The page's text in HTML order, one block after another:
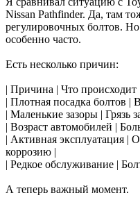
Nissan Pathfinder. Да, там
регулировочных болтов.
особенно часто.
Есть несколько причин:
| Причина | Что происходит |
| Плотная посадка болтов |
| Маленькие зазоры | Грязь
| Возраст автомобилей |
| Активная эксплуатация |
коррозию |
| Редкое обслуживание |
А теперь важный момент.